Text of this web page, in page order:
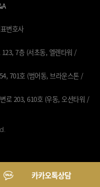
카카오톡상담
변호사
7층 (서초동, 엘렌타워 /
701호 (범어동, 브라운스톤 /
로 203, 610호 (우동, 오션타워 /